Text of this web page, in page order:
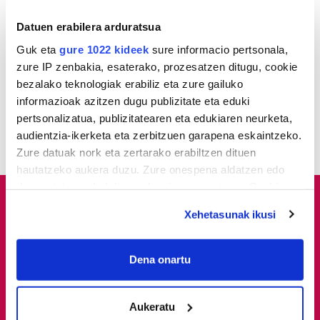
Datuen erabilera arduratsua
Guk eta gure 1022 kideek sure informacio pertsonala,
zure IP zenbakia, esaterako, prozesatzen ditugu, cookie
bezalako teknologiak erabiliz eta zure gailuko
informazioak azitzen dugu publizitate eta eduki
pertsonalizatua, publizitatearen eta edukiaren neurketa,
audientzia-ikerketa eta zerbitzuen garapena eskaintzeko.
Zure datuak nork eta zertarako erabiltzen dituen
hautatzeko aukera duzu. Zure onespena aldatzen edo
If you allow, we would also like to:
Collect information about your geographical
meters
Identify your device by actively scanning it for
Xehetasunak ikusi
Dena onartu
Aukeratu
jazartu dela
2 Dunkel und licht
3
Donostiarrek eklipsea
ikusteko planik dute?